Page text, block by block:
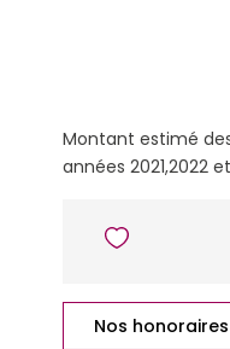
Montant estimé
années 2021,2022
Nos honoraires